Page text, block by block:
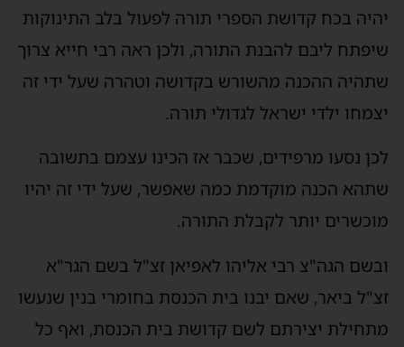
יהיה בכח קדושת הספרי תורה לפעול בלב התינוקות
שיפתח ליבם להבנת התורה, ולכן ראה רבי חייא צרוך
שתהיה ההכנה מהשורש בקדושה וטהרה שעל ידי זה
יצמחו ילדי ישראל לגדולי תורה.
לכן נסעו מרפידים, שכבר אז הכינו עצמם בתשובה
שתהא הכנה מוקדמת כמה שאפשר, שעל ידי זה יהיו
מוכשרים יותר לקבלת התורה.
ובשם הגה"צ רבי אליהו לאפיאן זצ"ל בשם הגר"א
זצ"ל ביאר, שאם יבנו בית הכנסת בחומרי בנין שנעשו
מתחילת יצירתם לשם קדושת בית הכנסת, ואף כל